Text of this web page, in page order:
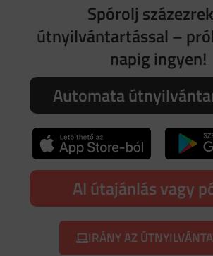
Spórolj
útnyilvántartással –
napig ingyen!
Automata
AI útajánlás vagy
IRÁNY AZ